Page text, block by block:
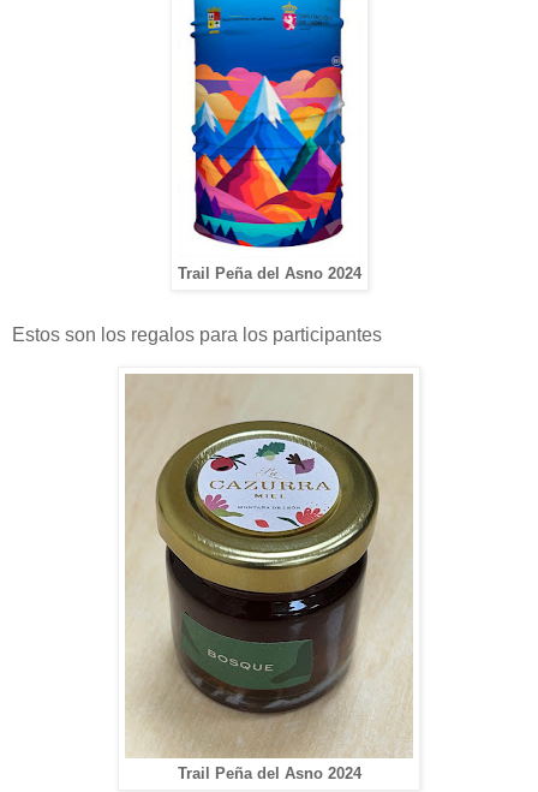
Trail Peña del Asno 2024
Estos son los regalos para los participantes
Trail Peña del Asno 2024